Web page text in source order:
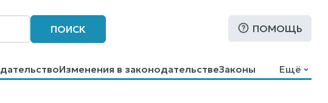
ПОИСК ПОМОЩЬ
Изменения в законодательствеЗаконы
Ещё